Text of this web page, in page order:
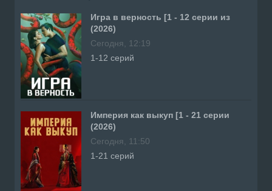
Игра в верность [1 - 12 серии из
(2026)
Сегодня, 12:19
1-12 серий
Империя как выкуп [1 - 21 серии
(2026)
Сегодня, 11:50
1-21 серий